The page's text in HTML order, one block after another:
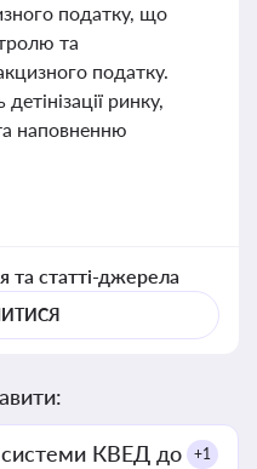
податку, що
та
податку.
ринку,
наповненню
та статті-джерела
системи КВЕД до
+1